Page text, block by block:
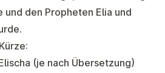
und den Propheten Elia und
(je nach Übersetzung)